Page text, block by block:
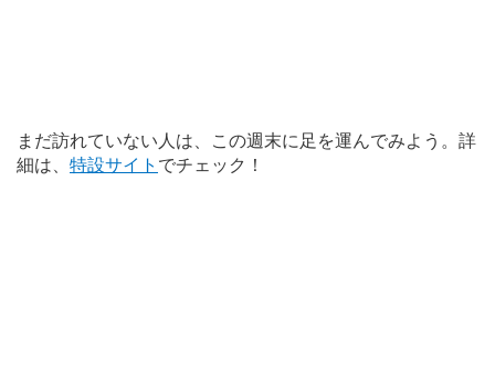
まだ訪れていない人は、この週末に足を運んでみよう。詳
細は、 特設サイト でチェック！